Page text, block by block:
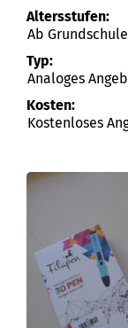
Altersstufen:
Ab Grundschule
Typ:
Analoges
Kosten:
Kostenloses